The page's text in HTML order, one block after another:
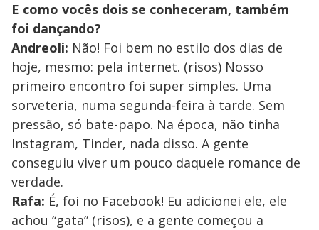
E como vocês dois se conheceram, também
foi dançando?
Andreoli: Não! Foi bem no estilo dos dias de
hoje, mesmo: pela internet. (risos) Nosso
primeiro encontro foi super simples. Uma
sorveteria, numa segunda-feira à tarde. Sem
pressão, só bate-papo. Na época, não tinha
Instagram, Tinder, nada disso. A gente
conseguiu viver um pouco daquele romance de
verdade.
Rafa: É, foi no Facebook! Eu adicionei ele, ele
achou “gata” (risos), e a gente começou a